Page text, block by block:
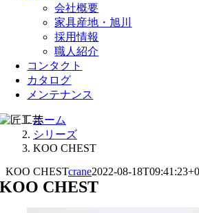
会社概要
家具産地・旭川
採用情報
職人紹介
コンタクト
カタログ
メンテナンス
ホーム
シリーズ
KOO CHEST
KOO CHESTcrane2022-08-
KOO CHEST